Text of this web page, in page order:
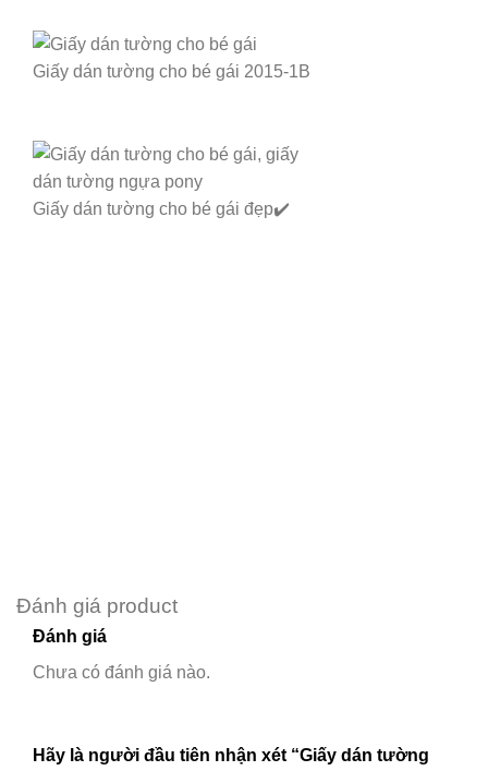
Giấy dán tường cho bé gái 2015-1B
Giấy dán tường cho bé gái đẹp✔️
Đánh giá product
Đánh giá
Chưa có đánh giá nào.
Hãy là người đầu tiên nhận xét “Giấy dán tường